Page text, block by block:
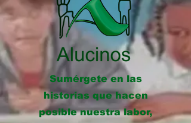
Sumérgete en las
historias que hacen
posible nuestra labor,